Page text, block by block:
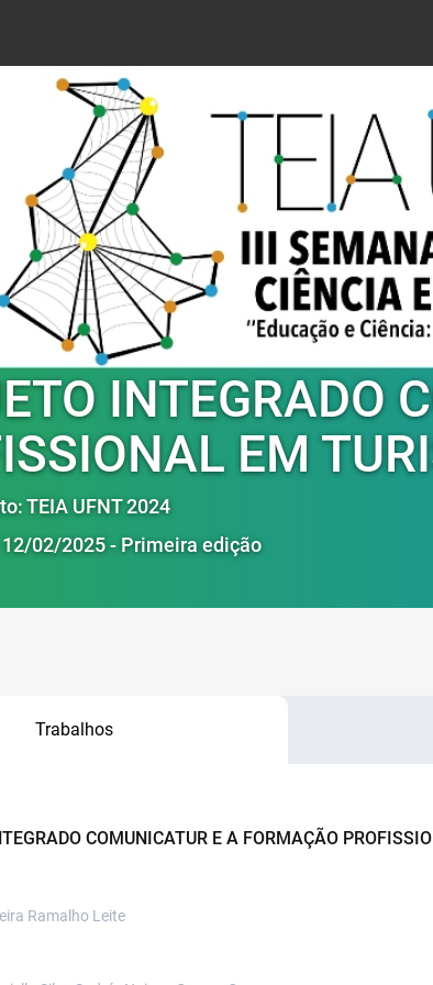
INTEGRADO
EM
TEIA UFNT 2024
02/2025 - Primeira edição
Trabalhos
COMUNICATUR E A FORMAÇÃO
Ramalho Leite